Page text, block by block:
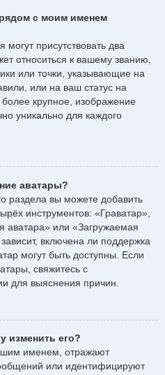
с моим именем
присутствовать два
относиться к вашему званию,
или точки, указывающие на
или на ваш статус на
крупное, изображение
уникально для каждого
аватары?
раздела вы можете добавить
инструментов: «Граватар»,
аватара» или «Загружаемая
включена ли поддержка
могут быть доступны. Если
свяжитесь с
для выяснения причин.
изменить его?
именем, отражают
или идентифицируют